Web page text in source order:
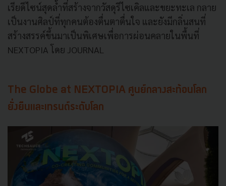
เรียดีไซน์สุดล้ำที่สร้างจากวัสดุรีไซเคิลและขยะทะเล กลาย
เป็นงานศิลป์ที่ทุกคนต้องตื่นตาตื่นใจ และยังมีกลิ่นสนที่
สร้างสรรค์ขึ้นมาเป็นพิเศษเพื่อการผ่อนคลายในพื้นที่
NEXTOPIA โดย JOURNAL
The Globe at NEXTOPIA ศูนย์กลางสะท้อนโลก
ยั่งยืนและเทรนด์ระดับโลก